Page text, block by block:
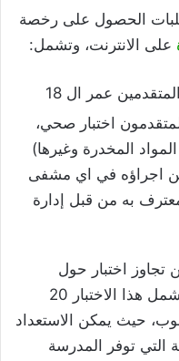
الحصول على رخصة
على الانترنت، وتشمل:
عمر ال 18
اختبار صحي،
المخدرة وغيرها)
اجراؤه في اي مشفى
به من قبل إدارة
تجاوز اختبار حول
المعلومات النظرية للقيادة، يشمل هذا الاختبار 20
حيث يمكن الاستعداد
التي توفر المدرسة